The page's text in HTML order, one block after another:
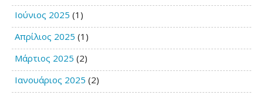
Ιούνιος 2025 (1)
Απρίλιος 2025 (1)
Μάρτιος 2025 (2)
Ιανουάριος 2025 (2)